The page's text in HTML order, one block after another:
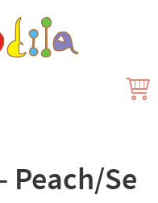
Peach/Se